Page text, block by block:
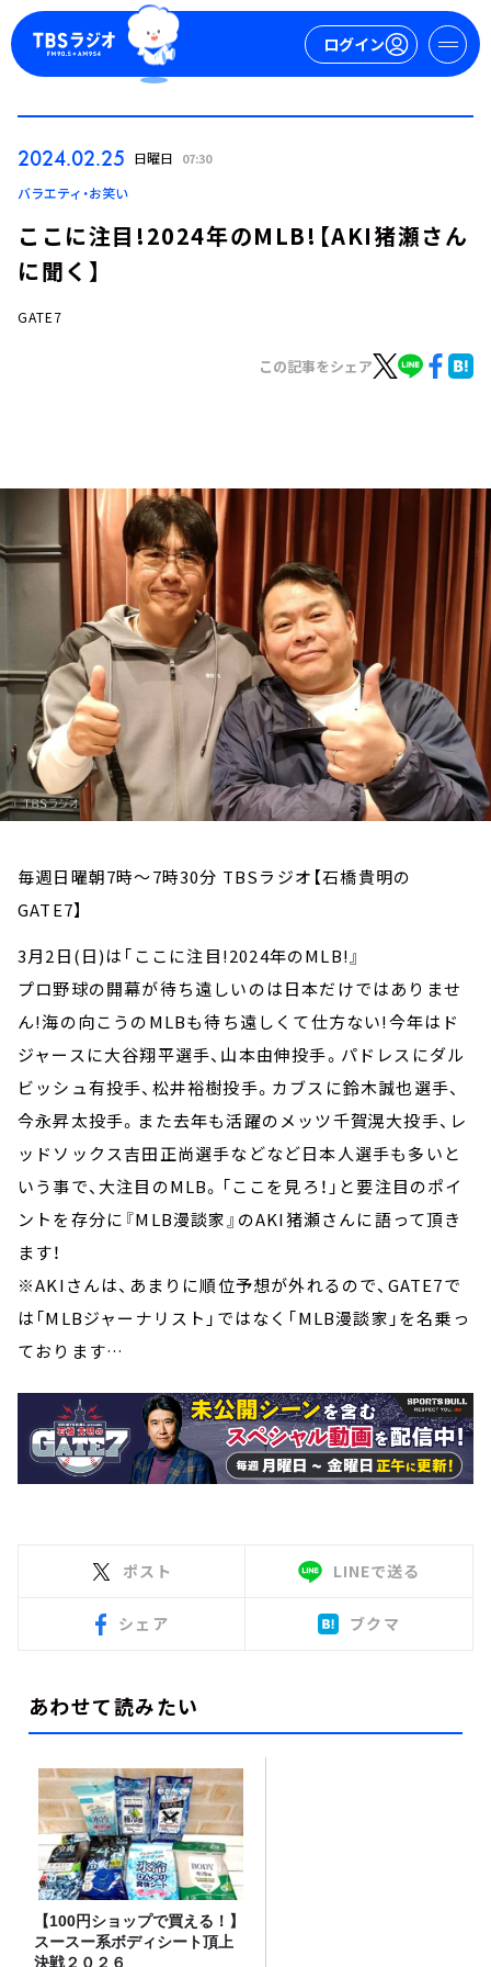
ログイン
ログイン
お知らせ
イベント・グッズ
YouTube
会社情報
2024.02.25 日曜日 07:30
バラエティ・お笑い
ここに注目!2024年のMLB!【AKI猪瀬さん
に聞く】
GATE7
この記事をシェア
毎週日曜朝7時～7時30分 TBSラジオ【石橋貴明の
GATE7】
3月2日(日)は｢ここに注目!2024年のMLB!』
プロ野球の開幕が待ち遠しいのは日本だけではありませ
ん!海の向こうのMLBも待ち遠しくて仕方ない!今年はド
ジャースに大谷翔平選手、山本由伸投手。パドレスにダル
ビッシュ有投手、松井裕樹投手。カブスに鈴木誠也選手、
今永昇太投手。また去年も活躍のメッツ千賀滉大投手、レ
ッドソックス吉田正尚選手などなど日本人選手も多いと
いう事で、大注目のMLB。「ここを見ろ！」と要注目のポイ
ントを存分に『MLB漫談家』のAKI猪瀬さんに語って頂き
ます！
※AKIさんは、あまりに順位予想が外れるので、GATE7で
は「MLBジャーナリスト」ではなく「MLB漫談家」を名乗っ
ております…
ポスト LINEで送る
シェア ブクマ
あわせて読みたい
【100円ショップで買える！】
スースー系ボディシート頂上
決戦２０２６